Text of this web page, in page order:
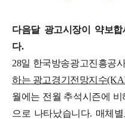
다음달 광고시장이 약보
다.
28일 한국방송광고진흥공
하는 광고경기전망지수
월에는 전월 추석시즌에
으로 나타났습니다. 매체